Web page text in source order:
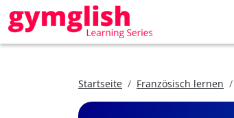
Startseite Französisch lernen